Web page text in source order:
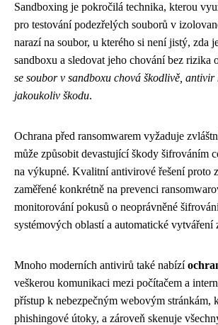
Sandboxing je pokročilá technika, kterou
pro testování podezřelých souborů v
narazí na soubor, u kterého si není jistý, zda
sandboxu a sledovat jeho chování bez rizika
se soubor v sandboxu chová škodlivě,
jakoukoliv škodu.
Ochrana před ransomwarem vyžaduje
může způsobit devastující škody šifrováním
na výkupné. Kvalitní antivirové řešení proto
zaměřené konkrétně na prevenci
monitorování pokusů o neoprávněné
systémových oblastí a automatické
Mnoho moderních antivirů také nabízí
veškerou komunikaci mezi počítačem a
přístup k nebezpečným webovým stránkám,
phishingové útoky, a zároveň skenuje